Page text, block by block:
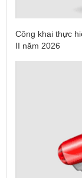
Công khai thực
II năm 2026